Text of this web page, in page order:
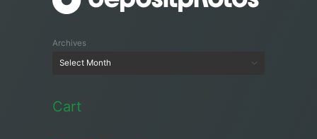
Archives
Cart